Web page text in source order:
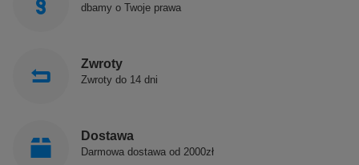
dbamy o Twoje prawa
Zwroty
Zwroty do 14 dni
Dostawa
Darmowa dostawa od 2000zł